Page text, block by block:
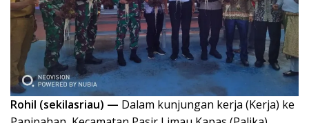
Rohil (sekilasriau) — Dalam kunjungan kerja (Kerja) ke